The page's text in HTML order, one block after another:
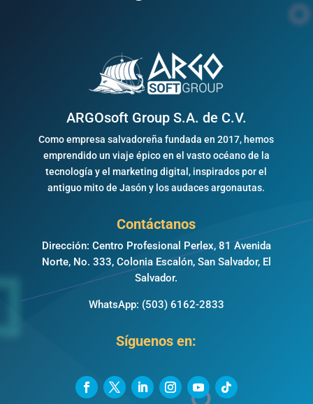
ARGOsoft Group S.A. de C.V.
Como empresa salvadoreña fundada en 2017, hemos
emprendido un viaje épico en el vasto océano de la
tecnología y el marketing digital, inspirados por el
antiguo mito de Jasón y los audaces argonautas.
Contáctanos
Dirección: Centro Profesional Perlex, 81 Avenida
Norte, No. 333, Colonia Escalón, San Salvador, El
Salvador.
WhatsApp: (503) 6162-2833
Síguenos en: